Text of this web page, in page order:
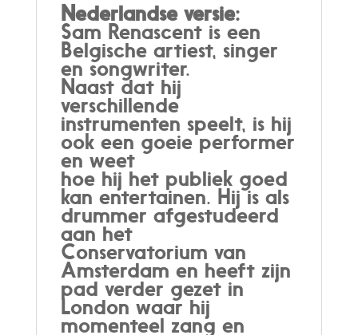
Nederlandse versie:
Sam Renascent is een
Belgische artiest, singer
en songwriter.
Naast dat hij
verschillende
instrumenten speelt, is hij
ook een goeie performer
en weet
hoe hij het publiek goed
kan entertainen. Hij is als
drummer afgestudeerd
aan het
Conservatorium van
Amsterdam en heeft zijn
pad verder gezet in
London waar hij
momenteel zang en